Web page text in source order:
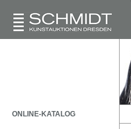
ONLINE-KATALOG